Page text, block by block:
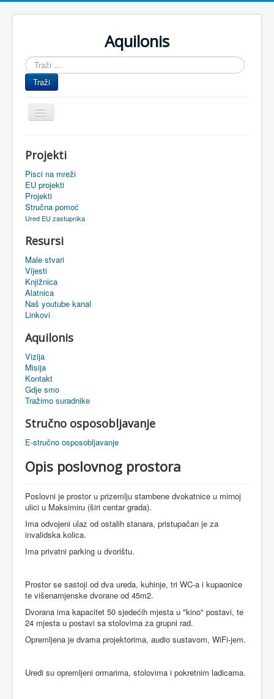
Aquilonis
Traži
...
Traži
Prikaz/Sakrivanje
navigacije
Upravljanje znanjem
Obrazovanje
Upravljanje projektima
Oaza
Sistemski alati
eMapa
Projekti
Pisci na mreži
EU projekti
Projekti
Stručna pomoć
Ured EU zastupnika
Resursi
Male stvari
Vijesti
Knjižnica
Alatnica
Naš youtube kanal
Linkovi
Aquilonis
Vizija
Misija
Kontakt
Gdje smo
Tražimo suradnike
Stručno osposobljavanje
E-stručno osposobljavanje
Opis poslovnog prostora
Poslovni je prostor u prizemlju stambene dvokatnice u mirnoj
ulici u Maksimiru (širi centar grada).
Ima odvojeni ulaz od ostalih stanara, pristupačan je za
invalidska kolica.
Ima privatni parking u dvorištu.
Prostor se sastoji od dva ureda, kuhinje, tri WC-a i kupaonice
te višenamjenske dvorane od 45m2.
Dvorana ima kapacitet 50 sjedećih mjesta u "kino" postavi, te
24 mjesta u postavi sa stolovima za grupni rad.
Opremljena je dvama projektorima, audio sustavom, WiFi-jem.
Uredi su opremljeni ormarima, stolovima i pokretnim ladicama.